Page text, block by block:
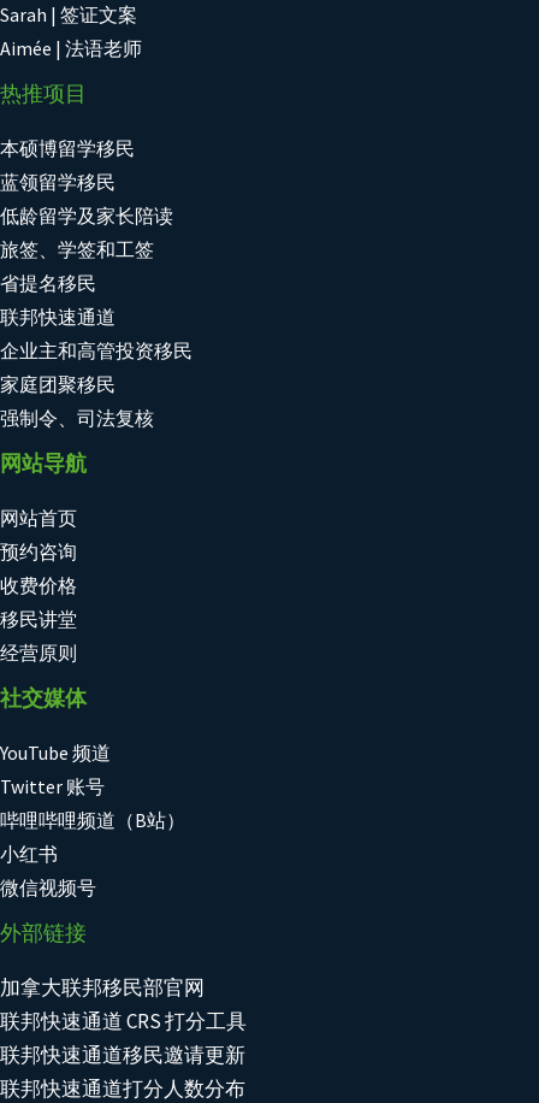
Sarah | 签证文案
Aimée | 法语老师
热推项目
本硕博留学移民
蓝领留学移民
低龄留学及家长陪读
旅签、学签和工签
省提名移民
联邦快速通道
企业主和高管投资移民
家庭团聚移民
强制令、司法复核
网站导航
网站首页
预约咨询
收费价格
移民讲堂
经营原则
社交媒体
YouTube 频道
Twitter 账号
哔哩哔哩频道（B站）
小红书
微信视频号
外部链接
加拿大联邦移民部官网
联邦快速通道 CRS 打分工具
联邦快速通道移民邀请更新
联邦快速通道打分人数分布